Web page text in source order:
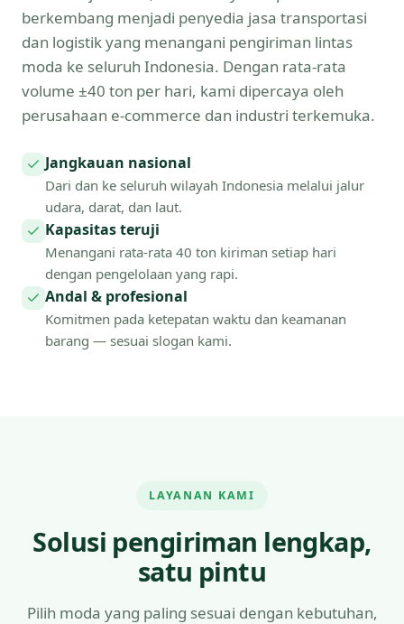
berkembang menjadi penyedia jasa transportasi
dan logistik yang menangani pengiriman lintas
moda ke seluruh Indonesia. Dengan rata-rata
volume ±40 ton per hari, kami dipercaya oleh
perusahaan e-commerce dan industri terkemuka.
Jangkauan nasional
Dari dan ke seluruh wilayah Indonesia melalui jalur
udara, darat, dan laut.
Kapasitas teruji
Menangani rata-rata 40 ton kiriman setiap hari
dengan pengelolaan yang rapi.
Andal & profesional
Komitmen pada ketepatan waktu dan keamanan
barang — sesuai slogan kami.
LAYANAN KAMI
Solusi pengiriman lengkap,
satu pintu
Pilih moda yang paling sesuai dengan kebutuhan,